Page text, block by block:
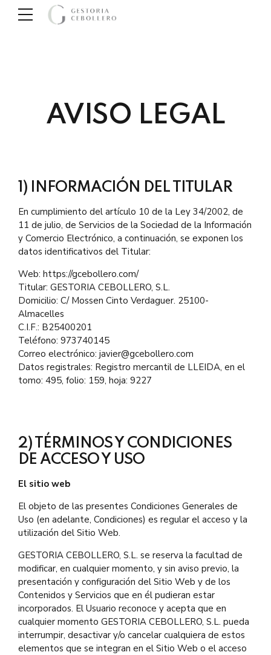
AVISO LEGAL
1) INFORMACIÓN DEL TITULAR
En cumplimiento del artículo 10 de la Ley 34/2002, de
11 de julio, de Servicios de la Sociedad de la Información
y Comercio Electrónico, a continuación, se exponen los
datos identificativos del Titular:
Web: https://gcebollero.com/
Titular: GESTORIA CEBOLLERO, S.L.
Domicilio: C/ Mossen Cinto Verdaguer. 25100-
Almacelles
C.I.F.: B25400201
Teléfono: 973740145
Correo electrónico: javier@gcebollero.com
Datos registrales: Registro mercantil de LLEIDA, en el
tomo: 495, folio: 159, hoja: 9227
2) TÉRMINOS Y CONDICIONES
DE ACCESO Y USO
El sitio web
El objeto de las presentes Condiciones Generales de
Uso (en adelante, Condiciones) es regular el acceso y la
utilización del Sitio Web.
GESTORIA CEBOLLERO, S.L. se reserva la facultad de
modificar, en cualquier momento, y sin aviso previo, la
presentación y configuración del Sitio Web y de los
Contenidos y Servicios que en él pudieran estar
incorporados. El Usuario reconoce y acepta que en
cualquier momento GESTORIA CEBOLLERO, S.L. pueda
interrumpir, desactivar y/o cancelar cualquiera de estos
elementos que se integran en el Sitio Web o el acceso